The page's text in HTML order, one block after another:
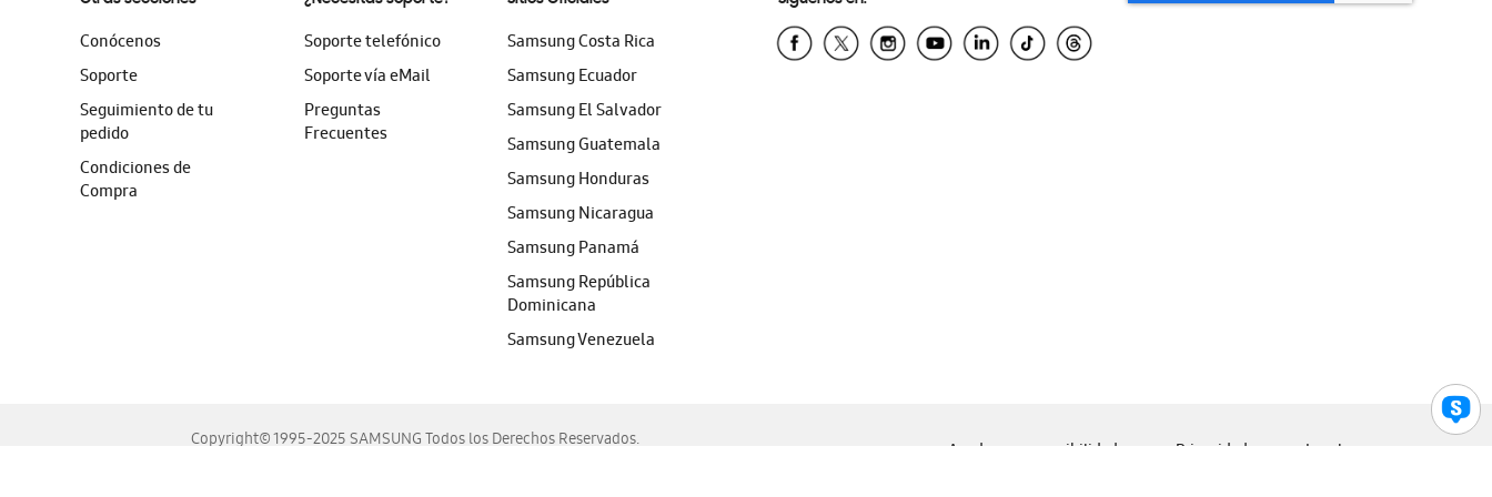
Conócenos
Soporte
Seguimiento de tu
pedido
Condiciones de
Compra
Soporte telefónico
Soporte vía eMail
Preguntas
Frecuentes
Samsung Costa Rica
Samsung Ecuador
Samsung El Salvador
Samsung Guatemala
Samsung Honduras
Samsung Nicaragua
Samsung Panamá
Samsung República
Dominicana
Samsung Venezuela
Copyright© 1995-2025 SAMSUNG Todos los Derechos Reservados.
Ayuda para accesibilidad Privacidad Legal